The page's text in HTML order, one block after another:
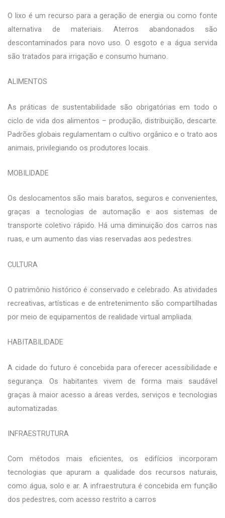
O lixo é um recurso para a geração de energia ou como fonte
alternativa de materiais. Aterros abandonados são
descontaminados para novo uso. O esgoto e a água servida
são tratados para irrigação e consumo humano.
ALIMENTOS
As práticas de sustentabilidade são obrigatórias em todo o
ciclo de vida dos alimentos – produção, distribuição, descarte.
Padrões globais regulamentam o cultivo orgânico e o trato aos
animais, privilegiando os produtores locais.
MOBILIDADE
Os deslocamentos são mais baratos, seguros e convenientes,
graças a tecnologias de automação e aos sistemas de
transporte coletivo rápido. Há uma diminuição dos carros nas
ruas, e um aumento das vias reservadas aos pedestres.
CULTURA
O patrimônio histórico é conservado e celebrado. As atividades
recreativas, artísticas e de entretenimento são compartilhadas
por meio de equipamentos de realidade virtual ampliada.
HABITABILIDADE
A cidade do futuro é concebida para oferecer acessibilidade e
segurança. Os habitantes vivem de forma mais saudável
graças à maior acesso a áreas verdes, serviços e tecnologias
automatizadas.
INFRAESTRUTURA
Com métodos mais eficientes, os edifícios incorporam
tecnologias que apuram a qualidade dos recursos naturais,
como água, solo e ar. A infraestrutura é concebida em função
dos pedestres, com acesso restrito a carros